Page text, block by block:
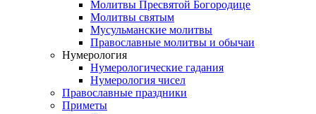
Молитвы Пресвятой Богородице
Молитвы святым
Мусульманские молитвы
Православные молитвы и обычаи
Нумерология
Нумерологические гадания
Нумерология чисел
Православные праздники
Приметы